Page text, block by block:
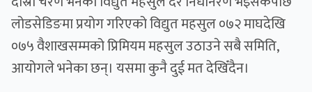
लोडसेडिङमा प्रयोग गरिएको विद्युत महसुल ०७२ माघदेखि
०७५ वैशाखसम्मको प्रिमियम महसुल उठाउने सबै समिति,
आयोगले भनेका छन्। यसमा कुनै दुई मत देखिँदैन।